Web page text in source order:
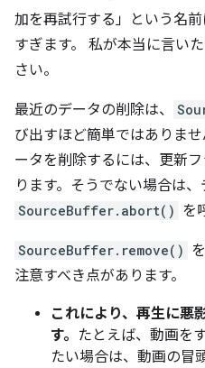
加を再試行する」という名
すぎます。 私が本当に言い
さい。
最近のデータの削除は、
び出すほど簡単ではありませ
ータを削除するには、更新
ります。そうでない場合は
SourceBuffer.abort() を
SourceBuffer.remove()
注意すべき点があります。
これにより、再生に悪
す。 たとえば、動画を
たい場合は、動画の冒